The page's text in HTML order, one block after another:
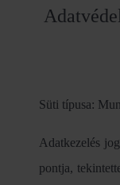
Süti típusa:
Adatkezelés
pontja,